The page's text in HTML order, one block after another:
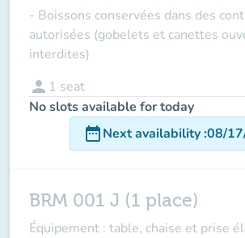
- Boissons conservées dans des
autorisées (gobelets et canettes
interdites)
person 1 seat
No slots available for today
date_rangeNext availability:08/
BRM 001 J (1 place)
Équipement : table, chaise et prise